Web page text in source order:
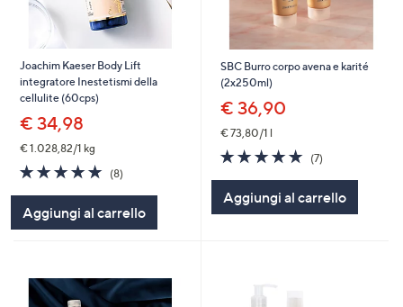
Joachim Kaeser Body Lift
integratore Inestetismi della
cellulite (60cps)
€ 34,98
€ 1.028,82/1 kg
4.8
of
Stars
(8)
Aggiungi al carrello
SBC Burro corpo avena e karité
(2x250ml)
€ 36,90
€ 73,80/1 l
5.0
of
5
Stars
(7)
Aggiungi al carrello